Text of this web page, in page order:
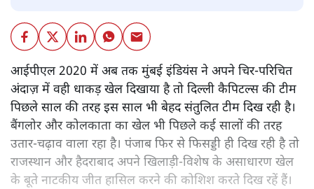
आईपीएल 2020 में अब तक मुंबई इंडियंस ने अपने चिर-परिचित
अंदाज़ में वही धाकड़ खेल दिखाया है तो दिल्ली कैपिटल्स की टीम
पिछले साल की तरह इस साल भी बेहद संतुलित टीम दिख रही है।
बैंगलोर और कोलकाता का खेल भी पिछले कई सालों की तरह
उतार-चढ़ाव वाला रहा है। पंजाब फिर से फिसड्डी ही दिख रही है तो
राजस्थान और हैदराबाद अपने खिलाड़ी-विशेष के असाधारण खेल
के बूते नाटकीय जीत हासिल करने की कोशिश करते दिख रहें हैं।